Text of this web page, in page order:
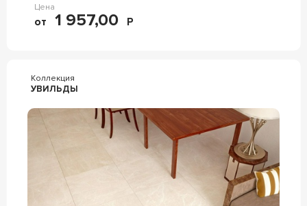
Цена
от 1 957,00 Р
Коллекция
УВИЛЬДЫ